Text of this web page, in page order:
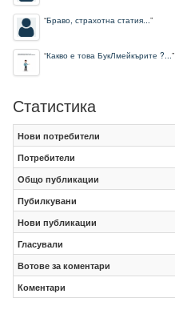
“Браво, страхотна статия...”
“Какво е това БукЛмейкърите ?...”
Статистика
Нови потребители
Потребители
Общо публикации
Пубилкувани
Нови публикации
Гласували
Вотове за коментари
Коментари